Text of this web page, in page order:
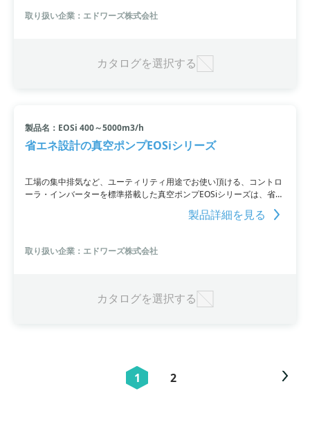
取り扱い企業：エドワーズ株式会社
カタログを選択する
製品名：EOSi 400～5000m3/h
省エネ設計の真空ポンプEOSiシリーズ
工場の集中排気など、ユーティリティ用途でお使い頂ける、コントロ
ーラ・インバーターを標準搭載した真空ポンプEOSiシリーズは、省エ
ネ設計が施されたオイルスクリュー真空ポンプです。集中排気/樹脂成
型/乾燥/化学/真空蒸着/真空ろ過/真空搬送/食品乾燥などの用途でご使
50%の消費電力削減が可能で、静音運転、簡単設置、メンテナンス削
減などの特長も備えています。省エネ効果シミュレーションも提供し
製品詳細を見る
取り扱い企業：エドワーズ株式会社
カタログを選択する
1 2